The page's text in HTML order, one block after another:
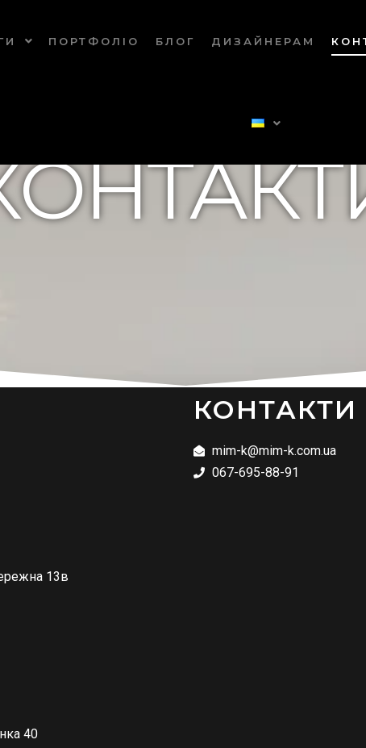
ПОРТФОЛІО БЛОГ ДИЗАЙНЕРАМ
13в
40
КОНТАКТИ
mim-k@mim-k.com.ua
067-695-88-91